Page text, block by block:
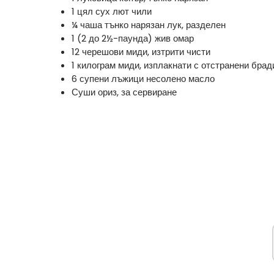
1 цял сух лют чили
¼ чаша тънко нарязан лук, разделен
1 (2 до 2½-паунда) жив омар
12 черешови миди, изтрити чисти
1 килограм миди, изплакнати с отстранени
6 супени лъжици несолено масло
Суши ориз, за ​​сервиране